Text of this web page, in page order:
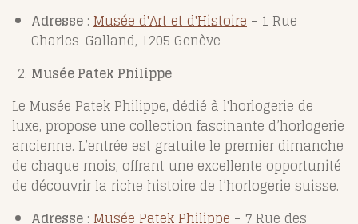
Adresse : Musée d'Art et d'Histoire - 1 Rue
Charles-Galland, 1205 Genève
Musée Patek Philippe
Le Musée Patek Philippe, dédié à l'horlogerie de
luxe, propose une collection fascinante d’horlogerie
ancienne. L’entrée est gratuite le premier dimanche
de chaque mois, offrant une excellente opportunité
de découvrir la riche histoire de l’horlogerie suisse.
Adresse : Musée Patek Philippe - 7 Rue des